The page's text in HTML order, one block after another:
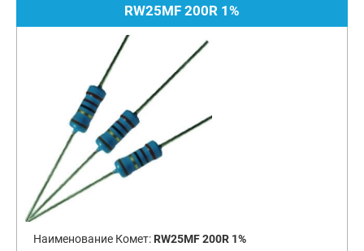
RW25MF 200R 1%
Наименование Комет: RW25MF 200R 1%